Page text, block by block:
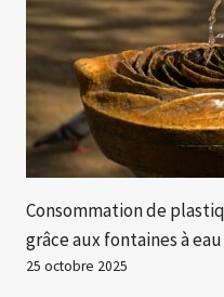
Consommation de
grâce aux fontaines à
25 octobre 2025